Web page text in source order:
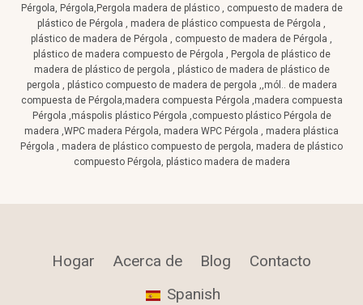
Pérgola, Pérgola,Pergola madera de plástico , compuesto de madera de
plástico de Pérgola , madera de plástico compuesta de Pérgola ,
plástico de madera de Pérgola , compuesto de madera de Pérgola ,
plástico de madera compuesto de Pérgola , Pergola de plástico de
madera de plástico de pergola , plástico de madera de plástico de
pergola , plástico compuesto de madera de pergola ,,mól.. de madera
compuesta de Pérgola,madera compuesta Pérgola ,madera compuesta
Pérgola ,máspolis plástico Pérgola ,compuesto plástico Pérgola de
madera ,WPC madera Pérgola, madera WPC Pérgola , madera plástica
Pérgola , madera de plástico compuesto de pergola, madera de plástico
compuesto Pérgola, plástico madera de madera
Hogar Acerca de Blog
Contacto
Spanish